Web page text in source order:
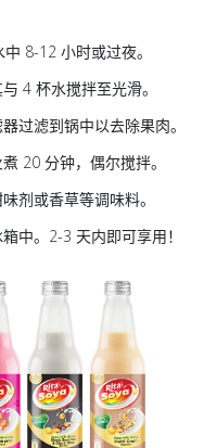
8-12 小时或过夜。
4 杯水搅拌至光滑。
过滤到锅中以去除果肉。
20 分钟，偶尔搅拌。
剂或香草等调味料。
中。2-3 天内即可享用！